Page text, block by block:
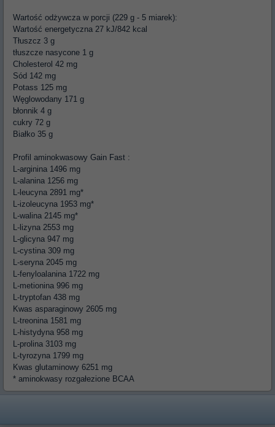
Wartość odżywcza w porcji (229 g - 5 miarek):
Wartość energetyczna 27 kJ/842 kcal
Tłuszcz 3 g
tłuszcze nasycone 1 g
Cholesterol 42 mg
Sód 142 mg
Potass 125 mg
Węglowodany 171 g
błonnik 4 g
cukry 72 g
Białko 35 g
Profil aminokwasowy Gain Fast :
L-arginina 1496 mg
L-alanina 1256 mg
L-leucyna 2891 mg*
L-izoleucyna 1953 mg*
L-walina 2145 mg*
L-lizyna 2553 mg
L-glicyna 947 mg
L-cystina 309 mg
L-seryna 2045 mg
L-fenyloalanina 1722 mg
L-metionina 996 mg
L-tryptofan 438 mg
Kwas asparaginowy 2605 mg
L-treonina 1581 mg
L-histydyna 958 mg
L-prolina 3103 mg
L-tyrozyna 1799 mg
Kwas glutaminowy 6251 mg
* aminokwasy rozgałezione BCAA